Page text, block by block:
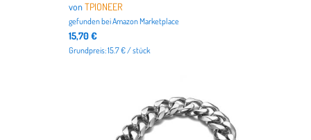
vonTPIONEER
gefunden beiAmazon Marketplace
15,70 €
Grundpreis: 15.7 € / stück